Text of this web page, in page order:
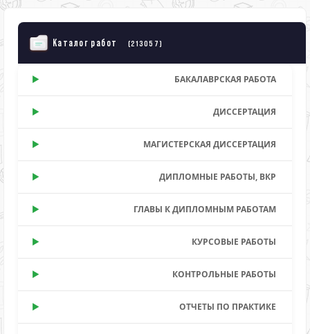
Каталог работ (213057)
БАКАЛАВРСКАЯ РАБОТА
ДИССЕРТАЦИЯ
МАГИСТЕРСКАЯ ДИССЕРТАЦИЯ
ДИПЛОМНЫЕ РАБОТЫ, ВКР
ГЛАВЫ К ДИПЛОМНЫМ РАБОТАМ
КУРСОВЫЕ РАБОТЫ
КОНТРОЛЬНЫЕ РАБОТЫ
ОТЧЕТЫ ПО ПРАКТИКЕ